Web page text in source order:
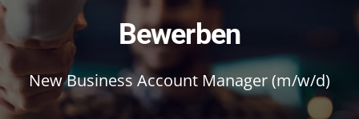
Bewerben
New Business Account Manager (m/w/d)